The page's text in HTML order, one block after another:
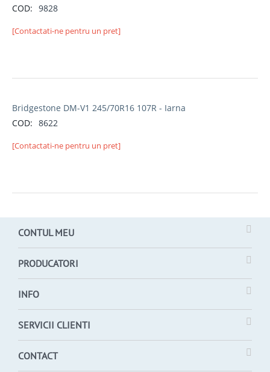
COD: 9828
[Contactati-ne pentru un pret]
Bridgestone DM-V1 245/70R16 107R - Iarna
COD: 8622
[Contactati-ne pentru un pret]
CONTUL MEU
PRODUCATORI
INFO
SERVICII CLIENTI
CONTACT